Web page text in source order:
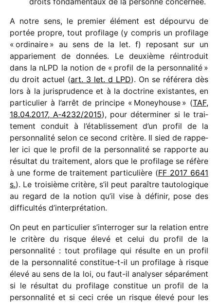
A notre sens, le premier élément est dépourvu de
portée propre, tout profi­lage (y compris un profi­lage
« ordi­naire » au sens de la let. f) repo­sant sur un
appa­rie­ment de données. Le deuxième réin­tro­duit
dans la nLPD la notion de « profil de la person­na­lité »
du droit actuel (art. 3 let. d LPD). On se réfé­rera dès
lors à la juris­pru­dence et à la doctrine exis­tantes, en
parti­cu­lier à l’arrêt de prin­cipe « Moneyhouse » (TAF,
18.04.2017, A‑4232/​2015), pour déter­mi­ner si le trai­
te­ment conduit à l’établissement d’un profil de la
person­na­lité selon ce second critère. Il sied de rappe­
ler ici que le profil de la person­na­lité se rapporte au
résul­tat du trai­te­ment, alors que le profi­lage se réfère
à une forme de trai­te­ment parti­cu­lière (FF 2017 6641
s.). Le troi­sième critère, s’il peut paraître tauto­lo­gique
au regard de la notion qu’il vise à défi­nir, pose des
diffi­cul­tés d’interprétation.
On peut en parti­cu­lier s’interroger sur la rela­tion entre
le critère du risque élevé et celui du profil de la
person­na­lité : tout profi­lage qui résulte en un profil
de la person­na­lité consti­tue-t-il un profi­lage à risque
élevé au sens de la loi, ou faut-il analy­ser sépa­ré­ment
si le résul­tat du profi­lage consti­tue un profil de la
person­na­lité et si ceci crée un risque élevé pour les